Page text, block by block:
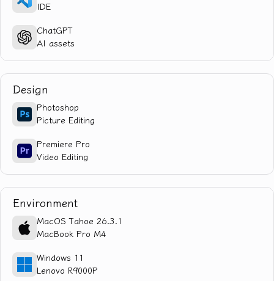
IDE
ChatGPT
AI assets
Design
Photoshop
Picture Editing
Premiere Pro
Video Editing
Environment
MacOS Tahoe 26.3.1
MacBook Pro M4
Windows 11
Lenovo R9000P